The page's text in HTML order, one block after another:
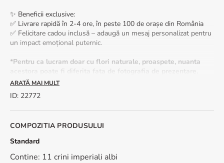
✨ Beneficii exclusive:
✅ Livrare rapidă în 2-4 ore, în peste 100 de orașe din România
✅ Felicitare cadou inclusă – adaugă un mesaj personalizat pentru
un impact emoțional puternic.
*Pentru ca lucram doar cu flori naturale, proaspete, nuanta
acestora poate fi diferita fata de fotografia de prezentare.
pastrezi florile proaspete cat mai mult timp:
- Foloseste apa plata. Umple vaza pana la jumatate.
- Atunci cand tai coditele florilor, e indicat sa faci acest lucru sub
apa. Taiate in aer liber, tija absoarbe aer, ducand la moartea
prematura a plantei. Taie codita oblic, aproximativ 2 cm.
- Cand pui florile in vaza, nu lasa apa pe tulpina, muguri sau
ARATĂ MAI MULT
ID: 22772
COMPOZITIA PRODUSULUI
Standard
Contine: 11 crini imperiali albi